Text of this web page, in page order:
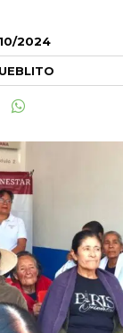
2024